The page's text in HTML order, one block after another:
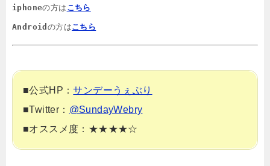
iphoneの方は こちら
Android の方はこちら
■公式HP：サンデーうぇぶり
■Twitter： @SundayWebry
■オススメ度：★★★★☆